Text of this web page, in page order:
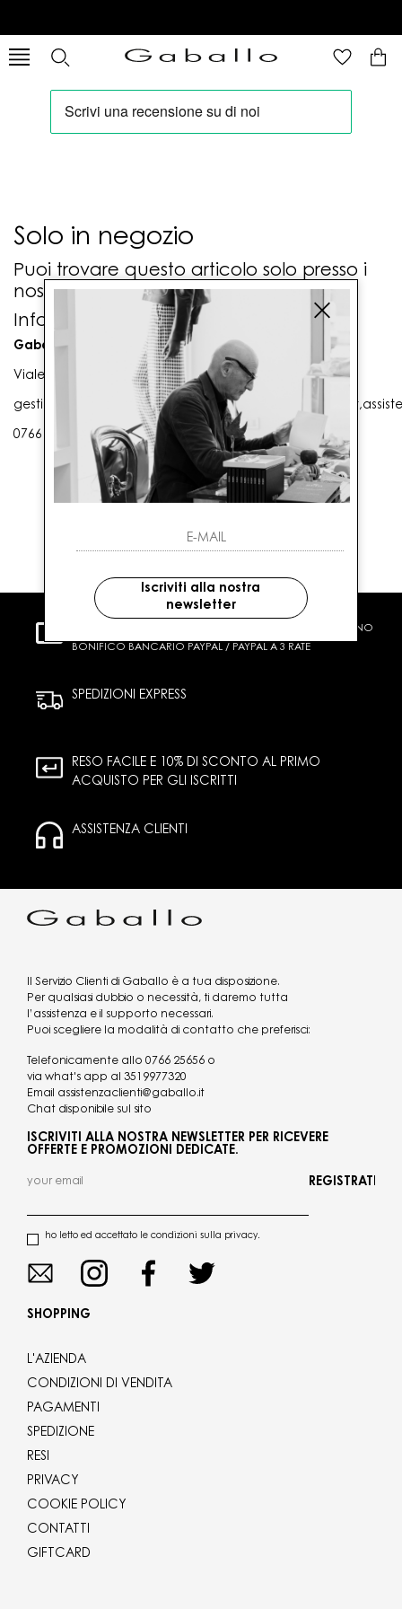
Solo in negozio
Puoi trovare questo articolo solo presso i
nostri punti vendita:
Info contatti
Gaballo Mario srl
Viale G. Matteotti n. 23 00053 Civitavecchia (RM)
0766 25656
CARTA DI CREDITO CONTRASSEGNO
BONIFICO BANCARIO PAYPAL / PAYPAL A 3 RATE
SPEDIZIONI EXPRESS
RESO FACILE E 10% DI SCONTO AL PRIMO
ACQUISTO PER GLI ISCRITTI
ASSISTENZA CLIENTI
Il Servizio Clienti di Gaballo è a tua disposizione.
Per qualsiasi dubbio o necessità, ti daremo tutta
l’assistenza e il supporto necessari.
Puoi scegliere la modalità di contatto che preferisci:
Telefonicamente allo 0766 25656 o
via what's app al 3519977320
Email assistenzaclienti@gaballo.it
Chat disponibile sul sito
ISCRIVITI ALLA NOSTRA NEWSLETTER PER RICEVERE
OFFERTE E PROMOZIONI DEDICATE.
ho letto ed accettato le condizioni sulla privacy.
REGISTRATI
SHOPPING
L'AZIENDA
CONDIZIONI DI VENDITA
PAGAMENTI
SPEDIZIONE
RESI
PRIVACY
COOKIE POLICY
CONTATTI
GIFTCARD
Iscriviti alla nostra
newsletter